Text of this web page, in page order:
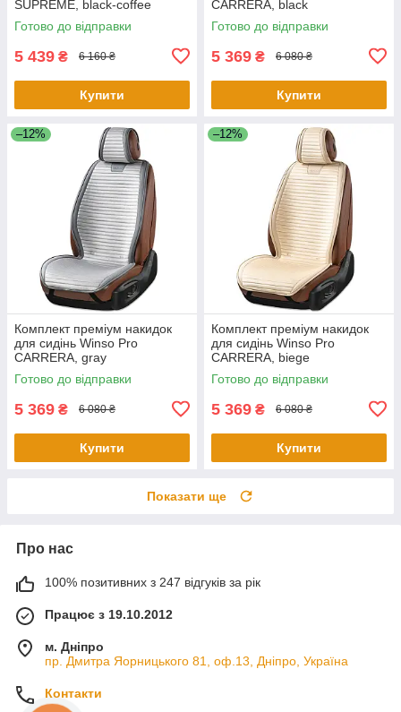
SUPREME, black-coffee
Готово до відправки
5 439 ₴ 6 160 ₴
Купити
СARRERA, black
Готово до відправки
5 369 ₴ 6 080 ₴
Купити
–12%
Комплект преміум накидок
для сидінь Winso Pro
СARRERA, gray
Готово до відправки
5 369 ₴ 6 080 ₴
Купити
–12%
Комплект преміум накидок
для сидінь Winso Pro
СARRERA, biege
Готово до відправки
5 369 ₴ 6 080 ₴
Купити
Показати ще
Про нас
100% позитивних з 247 відгуків за рік
Працює з 19.10.2012
м. Дніпро
пр. Дмитра Яорницького 81, оф.13, Дніпро, Україна
Контакти